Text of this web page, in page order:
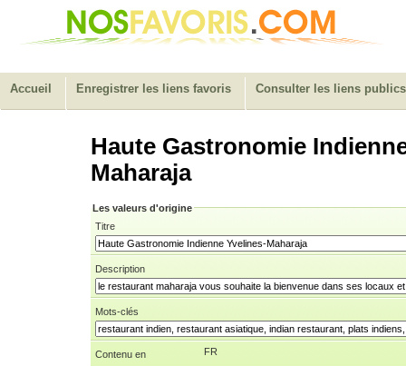
Accueil Enregistrer les liens favoris Consulter les liens publics
Haute Gastronomie
Maharaja
Les valeurs d'origine
Titre
Description
Mots-clés
Contenu en FR